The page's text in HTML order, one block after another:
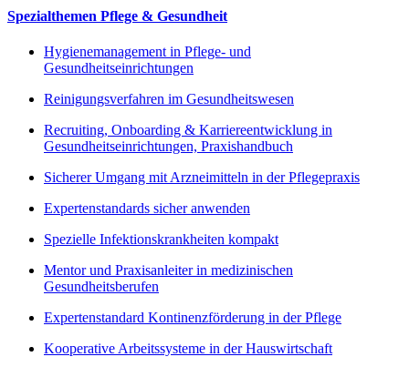
Spezialthemen Pflege & Gesundheit
Hygienemanagement in Pflege- und
Gesundheitseinrichtungen
Reinigungsverfahren im Gesundheitswesen
Recruiting, Onboarding & Karriereentwicklung in
Gesundheitseinrichtungen, Praxishandbuch
Sicherer Umgang mit Arzneimitteln in der Pflegepraxis
Expertenstandards sicher anwenden
Spezielle Infektionskrankheiten kompakt
Mentor und Praxisanleiter in medizinischen
Gesundheitsberufen
Expertenstandard Kontinenzförderung in der Pflege
Kooperative Arbeitssysteme in der Hauswirtschaft